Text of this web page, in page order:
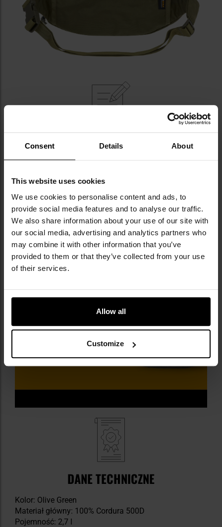
Consent Details About
This website uses cookies
We use cookies to personalise content and ads, to
provide social media features and to analyse our traffic.
We also share information about your use of our site with
our social media, advertising and analytics partners who
may combine it with other information that you’ve
provided to them or that they’ve collected from your use
of their services.
Allow all
Customize
NAJWAŻNIEJSZE CECHY
konstrukcja z mocnej Cordury
3 kieszenie
panel velcro
kompatybilność z Versatile Insert System
zamki YKK
klamra Woojin
regulowany system nośny
DANE TECHNICZNE
Kolor: Olive Green
Materiał główny: 100% Cordura 500D
Pojemność: 2,7 l